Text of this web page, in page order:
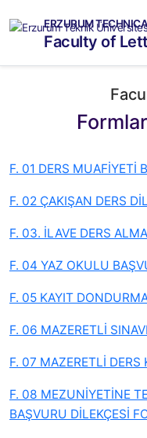
ERZURUM
Faculty of
F. 01 DERS MUAFİYETİ
F. 02 ÇAKIŞAN DERS
F. 03. İLAVE DERS
F. 04 YAZ OKULU
F. 05 KAYIT
F. 06 MAZERETLİ
F. 07 MAZERETLİ DERS
F. 08 MEZUNİYETİNE
BAŞVURU DİLEKÇESİ